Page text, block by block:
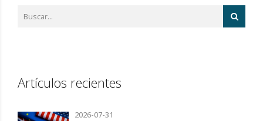
Artículos recientes
2026-07-31